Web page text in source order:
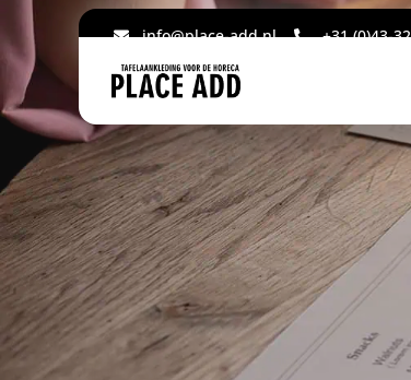
info@place-add.nl +31 (0)43-